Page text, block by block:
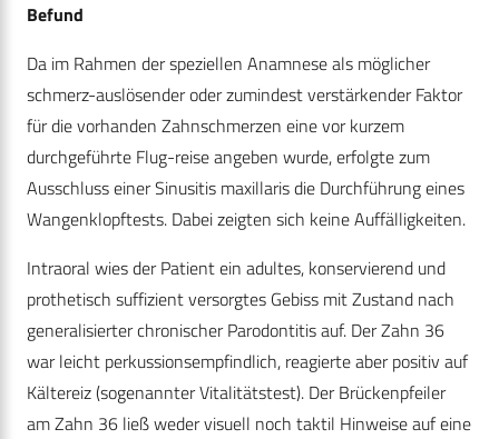
Befund
Da im Rahmen der speziellen Anamnese als möglicher
schmerz-auslösender oder zumindest verstärkender Faktor
für die vorhanden Zahnschmerzen eine vor kurzem
durchgeführte Flug-reise angeben wurde, erfolgte zum
Ausschluss einer Sinusitis maxillaris die Durchführung eines
Wangenklopftests. Dabei zeigten sich keine Auffälligkeiten.
Intraoral wies der Patient ein adultes, konservierend und
prothetisch suffizient versorgtes Gebiss mit Zustand nach
generalisierter chronischer Parodontitis auf. Der Zahn 36
war leicht perkussionsempfindlich, reagierte aber positiv auf
Kältereiz (sogenannter Vitalitätstest). Der Brückenpfeiler
am Zahn 36 ließ weder visuell noch taktil Hinweise auf eine